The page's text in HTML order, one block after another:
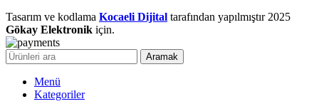
Tasarım ve kodlama Kocaeli Dijital tarafından yapılmıştır 2025
Gökay Elektronik için.
Aramak
Menü
Kategoriler